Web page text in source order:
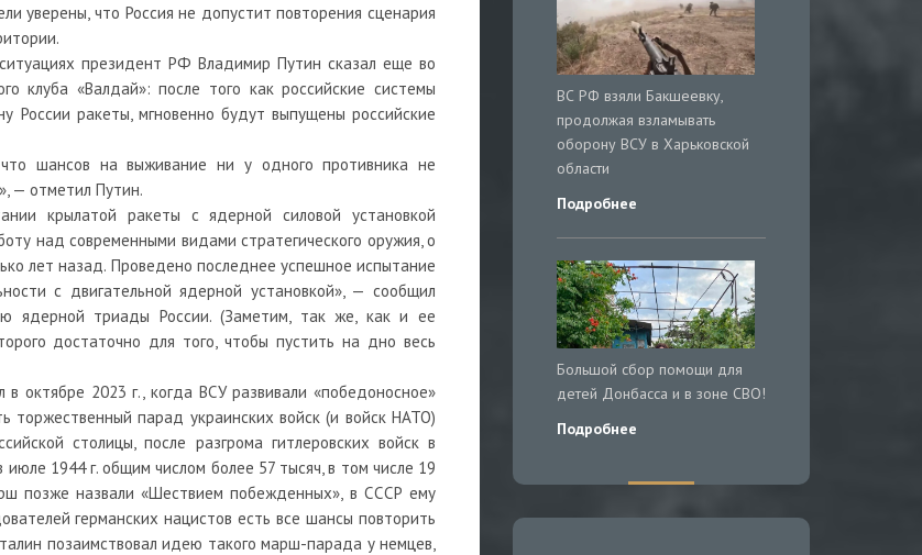
уверены, что Россия не допустит повторения сценария
президент РФ Владимир Путин сказал еще во
клуба «Валдай»: после того как российские системы
России ракеты, мгновенно будут выпущены российские
шансов на выживание ни у одного противника не
— отметил Путин.
крылатой ракеты с ядерной силовой установкой
над современными видами стратегического оружия, о
лет назад. Проведено последнее успешное испытание
с двигательной ядерной установкой», — сообщил
ядерной триады России. (Заметим, так же, как и ее
достаточно для того, чтобы пустить на дно весь
октябре 2023 г., когда ВСУ развивали «победоносное»
торжественный парад украинских войск (и войск НАТО)
столицы, после разгрома гитлеровских войск в
1944 г. общим числом более 57 тысяч, в том числе 19
позже назвали «Шествием побежденных», в СССР ему
германских нацистов есть все шансы повторить
позаимствовал идею такого марш-парада у немцев,
ВС РФ взяли Бакшеевку,
продолжая взламывать
оборону ВСУ в Харьковской
области
Подробнее
Большой сбор помощи для
детей Донбасса и в зоне СВО!
Подробнее